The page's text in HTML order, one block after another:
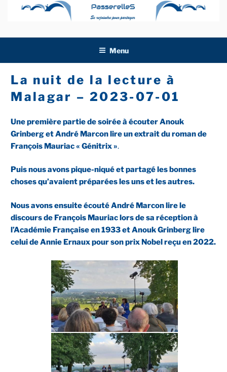
Menu
La nuit de la lecture à
Malagar – 2023-07-01
Une première partie de soirée à écouter Anouk
Grinberg et André Marcon lire un extrait du roman de
François Mauriac « Génitrix ».
Puis nous avons pique-niqué et partagé les bonnes
choses qu’avaient préparées les uns et les autres.
Nous avons ensuite écouté André Marcon lire le
discours de François Mauriac lors de sa réception à
l’Académie Française en 1933 et Anouk Grinberg lire
celui de Annie Ernaux pour son prix Nobel reçu en 2022.